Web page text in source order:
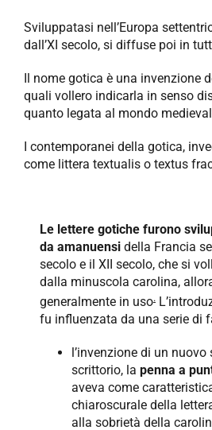
Sviluppatasi nell’Europa
dall’XI secolo, si diffuse poi in
Il nome gotica è una invenzione
quali vollero indicarla in senso
quanto legata al mondo
I contemporanei della gotica,
come littera textualis o textus
Le lettere gotiche furono
da amanuensi della Francia
secolo e il XII secolo, che si
dalla minuscola carolina,
generalmente in uso.
fu influenzata da una serie di
l’invenzione di un
scrittorio, la penna a
aveva come
chiaroscurale della
alla sobrietà della